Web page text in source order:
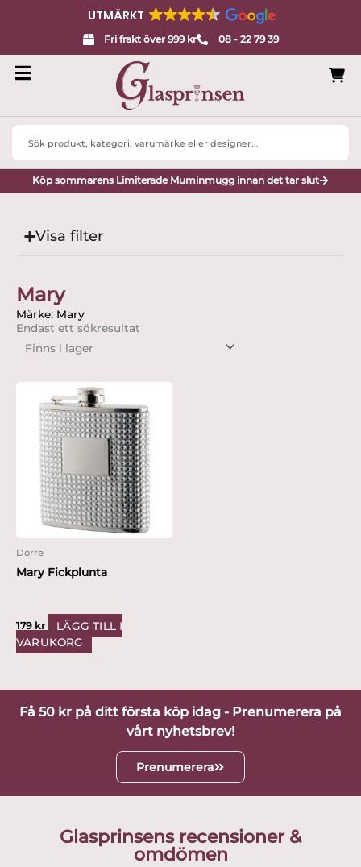
UTMÄRKT
Fri frakt över 999 kr 08 - 22 79 39
Search
Köp sommarens Limiterade Muminmugg innan det tar slut
Visa filter
Mary
Märke: Mary
Endast ett sökresultat
Dorre
Mary Fickplunta
179 kr
LÄGG TILL I
VARUKORG
Få 50 kr på ditt första köp idag - Prenumerera på
vårt nyhetsbrev!
Prenumerera
Glasprinsens recensioner &
omdömen